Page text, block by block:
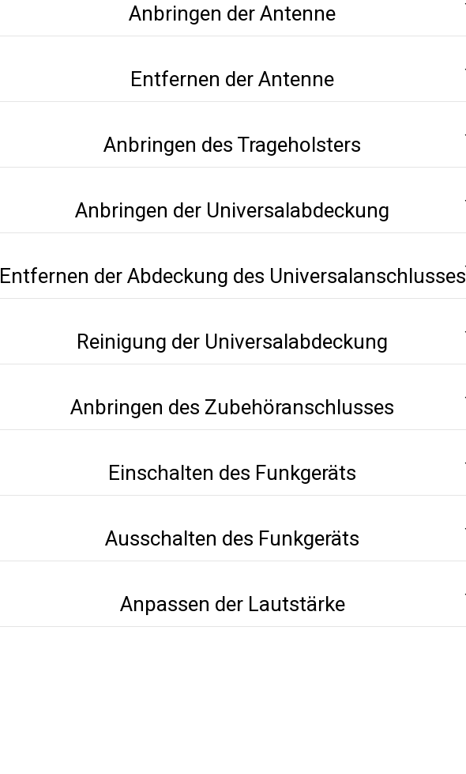
Anbringen der Antenne
Entfernen der Antenne
Anbringen des Trageholsters
Anbringen der Universalabdeckung
Entfernen der Abdeckung des Universalanschlusses
Reinigung der Universalabdeckung
Anbringen des Zubehöranschlusses
Einschalten des Funkgeräts
Ausschalten des Funkgeräts
Anpassen der Lautstärke